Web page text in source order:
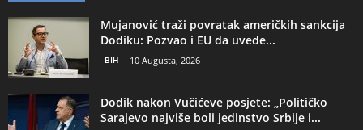
Mujanović traži povratak američkih sankcija
Dodiku: Pozvao i EU da uvede...
BIH 10 Augusta, 2026
Dodik nakon Vučićeve posjete: „Političko
Sarajevo najviše boli jedinstvo Srbije i...